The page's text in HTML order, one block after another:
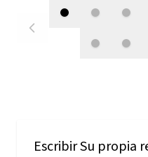
Escribir Su propia